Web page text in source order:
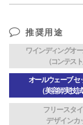
推奨用途
ワインディングオ
（コンテスト
オールウェーブ セ
（美容師実技試
フリースタ
デザインカ